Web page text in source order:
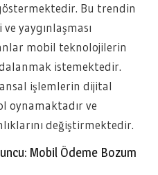
Bu trendin
yaygınlaşması
mobil teknolojilerin
istemektedir.
işlemlerin dijital
oynamaktadır ve
değiştirmektedir.
Mobil Ödeme Bozum